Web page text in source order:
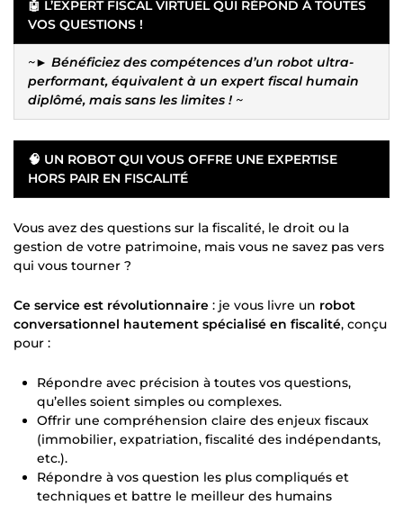
🤖 L’EXPERT FISCAL VIRTUEL QUI RÉPOND À TOUTES
VOS QUESTIONS !
~► Bénéficiez des compétences d’un robot ultra-
performant, équivalent à un expert fiscal humain
diplômé, mais sans les limites ! ~
🧠 UN ROBOT QUI VOUS OFFRE UNE EXPERTISE
HORS PAIR EN FISCALITÉ
Vous avez des questions sur la fiscalité, le droit ou la
gestion de votre patrimoine, mais vous ne savez pas vers
qui vous tourner ?
Ce service est révolutionnaire : je vous livre un robot
conversationnel hautement spécialisé en fiscalité, conçu
pour :
Répondre avec précision à toutes vos questions,
qu’elles soient simples ou complexes.
Offrir une compréhension claire des enjeux fiscaux
(immobilier, expatriation, fiscalité des indépendants,
etc.).
Répondre à vos question les plus compliqués et
techniques et battre le meilleur des humains